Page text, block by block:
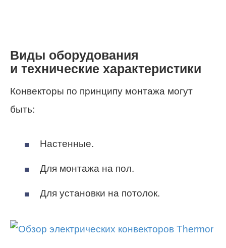
Виды оборудования
и технические характеристики
Конвекторы по принципу монтажа могут
быть:
Настенные.
Для монтажа на пол.
Для установки на потолок.